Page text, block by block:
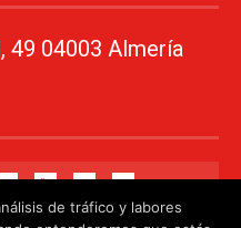
49 04003 Almería
de tráfico y labores